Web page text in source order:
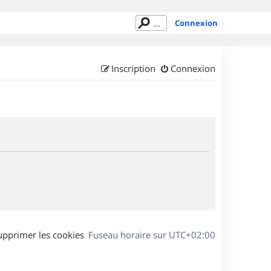
Connexion
Connexion
Inscription
Fuseau horaire sur UTC+02:00
les cookies